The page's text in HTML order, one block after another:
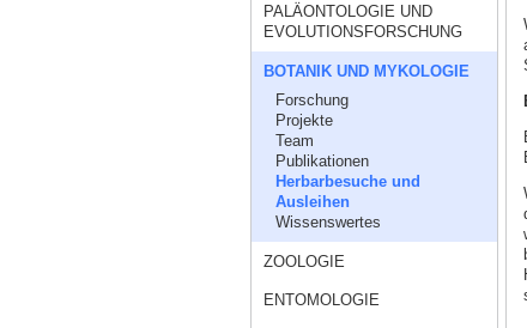
PALÄONTOLOGIE UND
EVOLUTIONSFORSCHUNG
BOTANIK UND MYKOLOGIE
Forschung
Projekte
Team
Publikationen
Herbarbesuche und
Ausleihen
Wissenswertes
ZOOLOGIE
ENTOMOLOGIE